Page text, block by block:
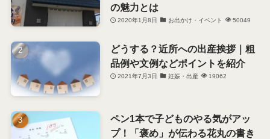
の魅力とは
2020年1月8日 お出かけ・イベント 50049
どうする？近所への出産挨拶｜粗
品例や文例などポイントを紹介
2021年7月3日 妊娠・出産 19062
ペン1本で子どものやる気がアッ
プ！「褒め」が伝わる花丸の書き